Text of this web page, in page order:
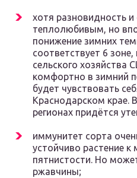
хотя разновидность и
теплолюбивым, но
понижение зимних
соответствует 6
сельского хозяйства
комфортно в зимний
будет чувствовать
Краснодарском крае.
регионах придётся
иммунитет сорта
устойчиво растение к
пятнистости. Но
ржавчины;